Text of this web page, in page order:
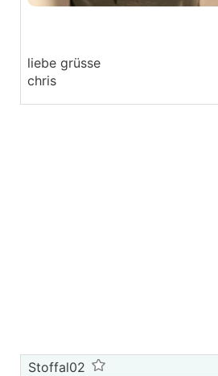
liebe grüsse
chris
Stoffal02